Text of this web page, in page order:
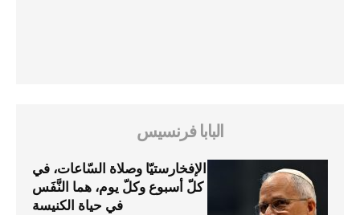
البابا فرنسيس
الإفخارستيّا وصلاة السّاعات، في
كلّ أسبوع وكلّ يوم، هما النَّفَس
في حياة الكنيسة